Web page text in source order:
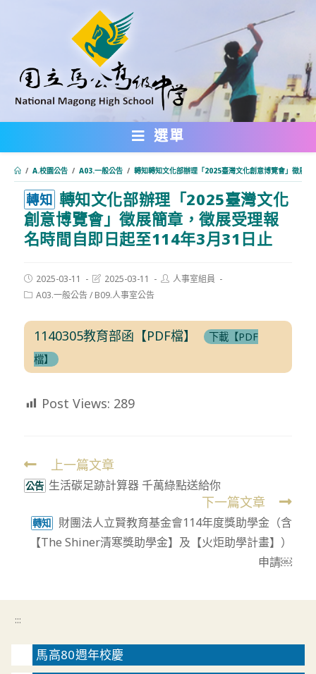
內
選單
/ A.校園公告 / A03.一般公告 / 轉知轉知文化部辦理「2025臺灣文化創意博覽會」徵展
轉知 轉知文化部辦理「2025臺灣文化
創意博覽會」徵展簡章，徵展受理報
名時間自即日起至114年3月31日止
Post
published:
2025-03-11
Post
modified:
2025-03-11
Post人事室組員
PostA03.一般公告/ B09.人事室公告
1140305教育部函【PDF檔】
下載【PDF
檔】
Post Views: 289
Read
more
上一篇文章
公告 生活碳足跡計算器 千萬綠點送給你
下一篇文章
轉知
財團法人立賢教育基金會114年度獎助學金（含
【The Shiner清寒獎助學金】及【火炬助學計畫】）
申請￼
:::
馬高80週年校慶